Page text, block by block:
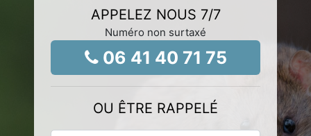
APPELEZ NOUS 7/7
Numéro non surtaxé
06 41 40 71 75
OU ÊTRE RAPPELÉ